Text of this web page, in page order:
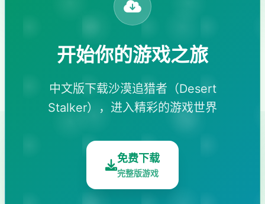
开始你的游戏之旅
中文版下载沙漠追猎者（Desert
Stalker），进入精彩的游戏世界
免费下载
完整版游戏